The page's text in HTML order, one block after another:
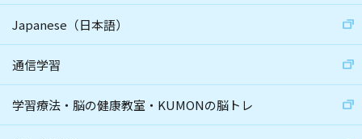
Japanese（日本語）
通信学習
学習療法・脳の健康教室・KUMONの脳トレ